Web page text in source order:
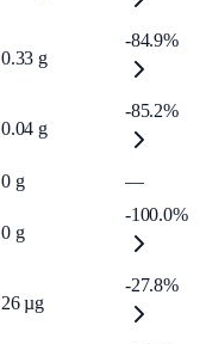
0.33 g
-84.9%
0.04 g
-85.2%
0 g
—
0 g
-100.0%
26 µg
-27.8%